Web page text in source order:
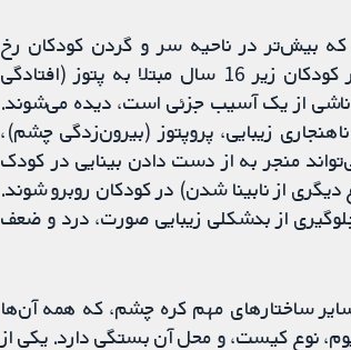
که بیش‌تر در ناحیه سر و گردن کودکان رخ
می‌دهد. لنفانژیوماهای چشمی (کره (socket) چشم) به‌طور معمول در کودکان زیر 16 سال مبتلا به پتوز (افتادگی
ناشی از یک آسیب جزئی است، دیده می‌شوند.
زیبایی، پروپتوز (بیرون‌زدگی چشم)،
منجر به از دست دادن بینایی در کودک
از نابینا شدن) در کودکان روبرو شوند.
از بدشکلی زیبایی صورت، درد و ضعف
ساختارهای مهم کره چشم، که همه آن‌ها
نوع کیست، و محل آن بستگی دارد. یکی از